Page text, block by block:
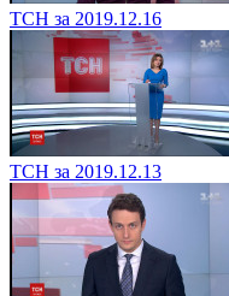
ТСН за 2019.12.16
ТСН за 2019.12.13